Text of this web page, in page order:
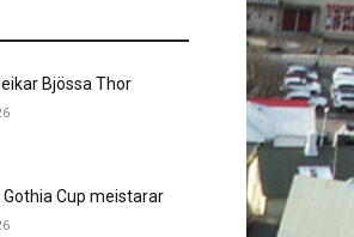
Bjössa Thor
Gothia Cup meistarar